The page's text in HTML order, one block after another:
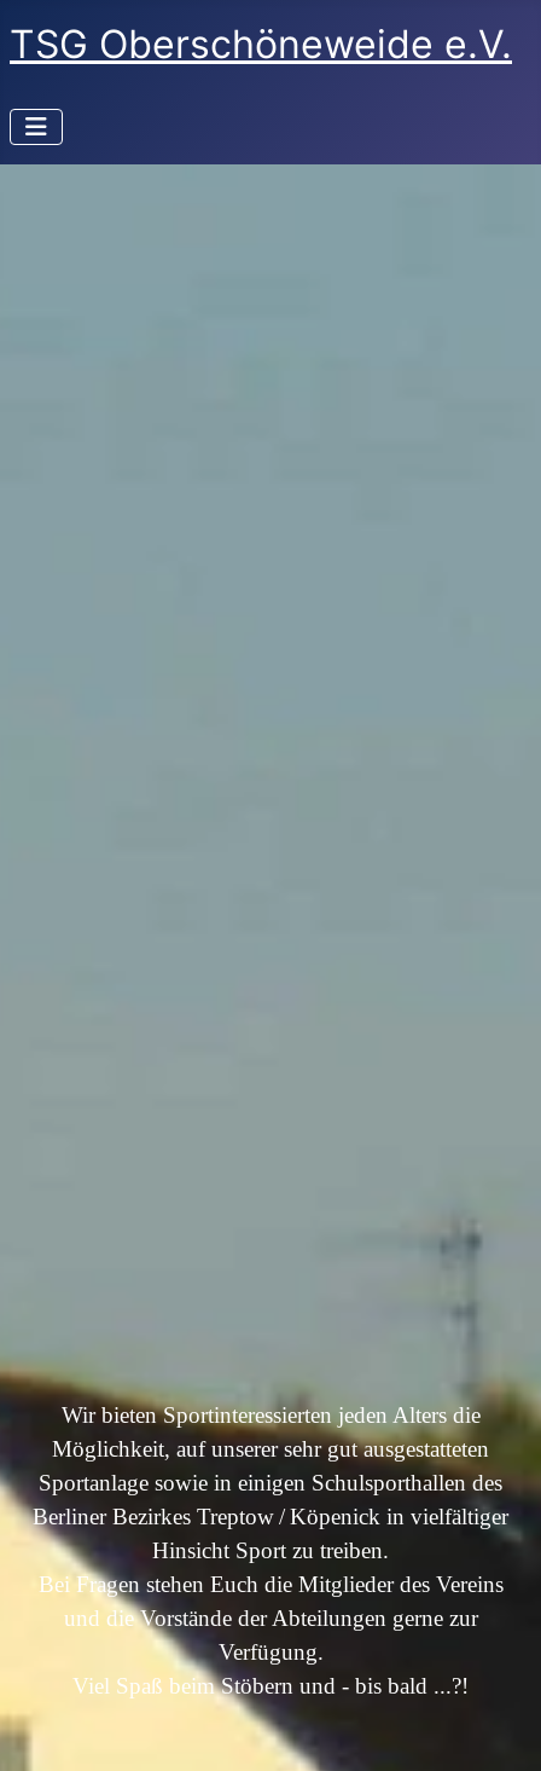
TSG Oberschöneweide e.V.
Wir bieten Sportinteressierten jeden Alters die
Möglichkeit, auf unserer sehr gut ausgestatteten
Sportanlage sowie in einigen Schulsporthallen des
Berliner Bezirkes Treptow / Köpenick in vielfältiger
Hinsicht Sport zu treiben.
Bei Fragen stehen Euch die Mitglieder des Vereins
und die Vorstände der Abteilungen gerne zur
Verfügung.
Viel Spaß beim Stöbern und - bis bald ...?!